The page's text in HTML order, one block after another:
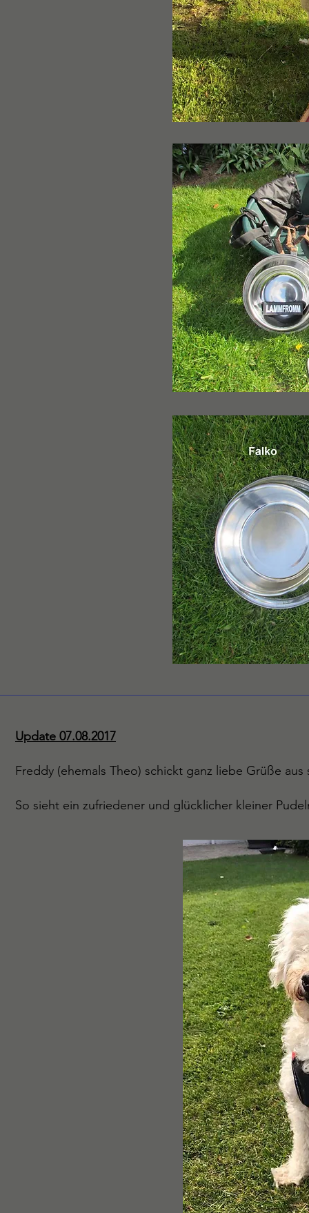
Update 07.08.2017
Freddy (ehemals Theo) schickt ganz liebe Grüße aus
So sieht ein zufriedener und glücklicher kleiner